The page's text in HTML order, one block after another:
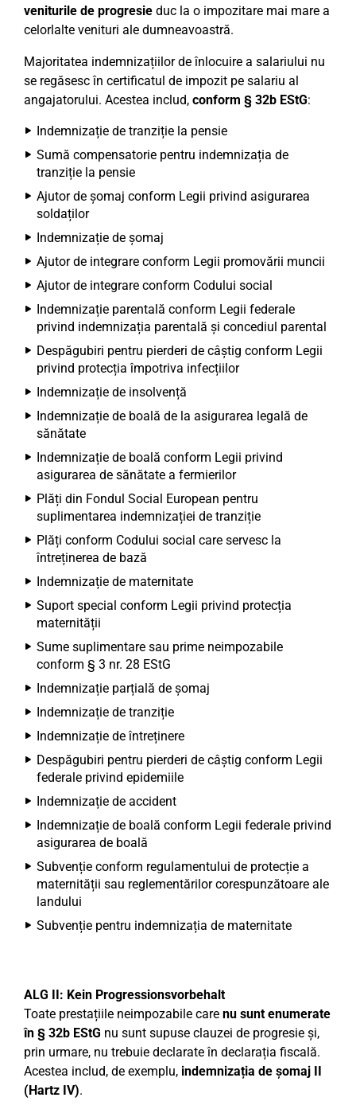
veniturile de progresie duc la o impozitare mai mare a
celorlalte venituri ale dumneavoastră.
Majoritatea indemnizațiilor de înlocuire a salariului nu
se regăsesc în certificatul de impozit pe salariu al
angajatorului. Acestea includ, conform § 32b EStG:
Indemnizație de tranziție la pensie
Sumă compensatorie pentru indemnizația de
tranziție la pensie
Ajutor de șomaj conform Legii privind asigurarea
soldaților
Indemnizație de șomaj
Ajutor de integrare conform Legii promovării muncii
Ajutor de integrare conform Codului social
Indemnizație parentală conform Legii federale
privind indemnizația parentală și concediul parental
Despăgubiri pentru pierderi de câștig conform Legii
privind protecția împotriva infecțiilor
Indemnizație de insolvență
Indemnizație de boală de la asigurarea legală de
sănătate
Indemnizație de boală conform Legii privind
asigurarea de sănătate a fermierilor
Plăți din Fondul Social European pentru
suplimentarea indemnizației de tranziție
Plăți conform Codului social care servesc la
întreținerea de bază
Indemnizație de maternitate
Suport special conform Legii privind protecția
maternității
Sume suplimentare sau prime neimpozabile
conform § 3 nr. 28 EStG
Indemnizație parțială de șomaj
Indemnizație de tranziție
Indemnizație de întreținere
Despăgubiri pentru pierderi de câștig conform Legii
federale privind epidemiile
Indemnizație de accident
Indemnizație de boală conform Legii federale privind
asigurarea de boală
Subvenție conform regulamentului de protecție a
maternității sau reglementărilor corespunzătoare ale
landului
Subvenție pentru indemnizația de maternitate
ALG II: Kein Progressionsvorbehalt
Toate prestațiile neimpozabile care nu sunt enumerate
în § 32b EStG nu sunt supuse clauzei de progresie și,
prin urmare, nu trebuie declarate în declarația fiscală.
Acestea includ, de exemplu, indemnizația de șomaj II
(Hartz IV).